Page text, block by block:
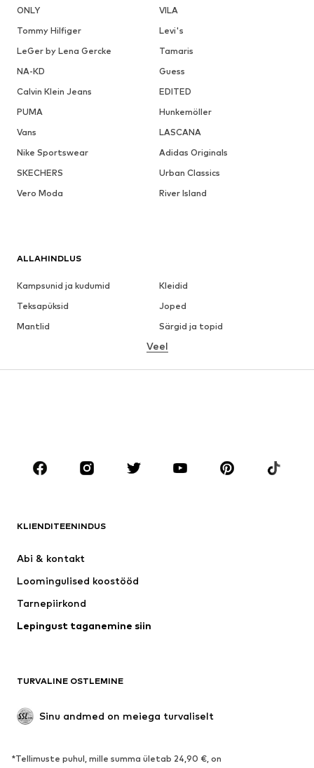
ONLY
VILA
Tommy Hilfiger
Levi's
LeGer by Lena Gercke
Tamaris
NA-KD
Guess
Calvin Klein Jeans
EDITED
PUMA
Hunkemöller
Vans
LASCANA
Nike Sportswear
Adidas Originals
SKECHERS
Urban Classics
Vero Moda
River Island
ALLAHINDLUS
Kampsunid ja kudumid
Kleidid
Teksapüksid
Joped
Mantlid
Särgid ja topid
Pesu
Seelikud
Pluusid ja tuunikad
Aksessuaarid
Premium
Uus
Pesu
Mantlid
Sündmused
Eksklusiivne
JALANÕUD
Veel
KLIENDITEENINDUS
Abi & kontakt
Loomingulised koostööd
Tarnepiirkond
Lepingust taganemine siin
TURVALINE OSTLEMINE
Sinu andmed on meiega turvaliselt
*Tellimuste puhul, mille summa ületab 24,90 €, on